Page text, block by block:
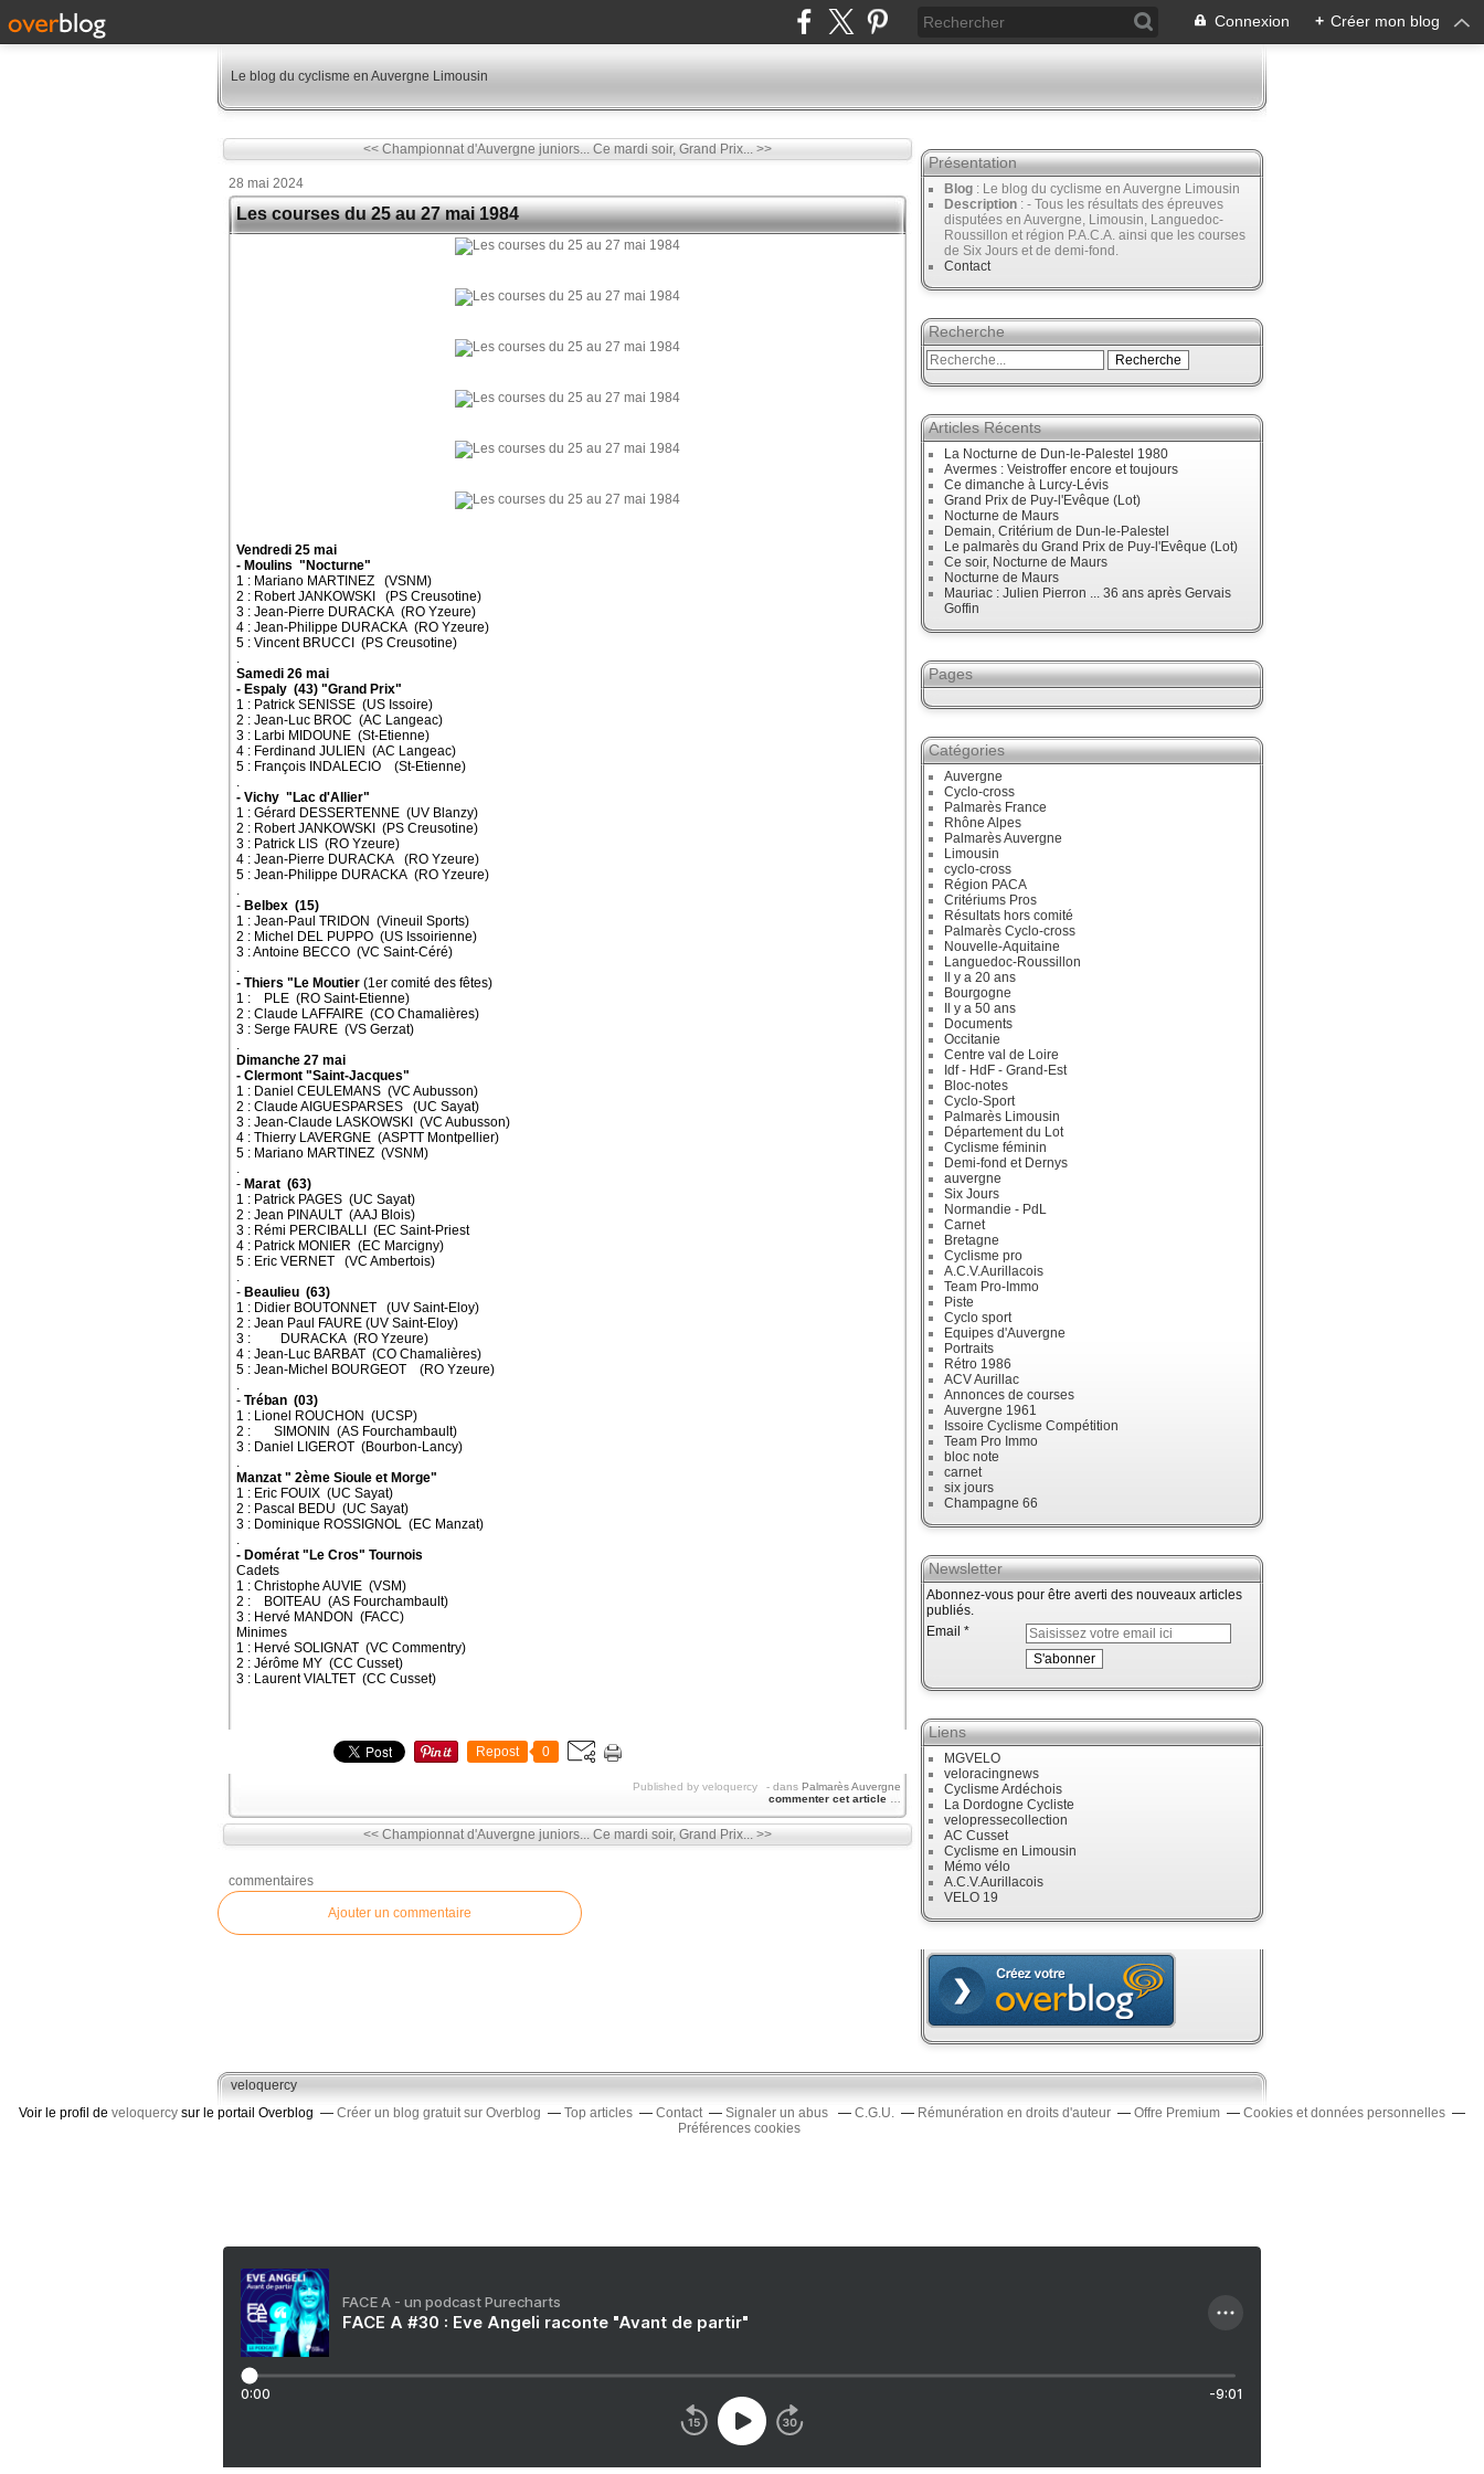
Connexion + Créer mon blog
Le blog du cyclisme en Auvergne Limousin
<< Championnat d'Auvergne juniors... Ce mardi soir, Grand Prix... >>
28 mai 2024
Les courses du 25 au 27 mai 1984
Vendredi 25 mai
- Moulins "Nocturne"
1 : Mariano MARTINEZ (VSNM)
2 : Robert JANKOWSKI (PS Creusotine)
3 : Jean-Pierre DURACKA (RO Yzeure)
4 : Jean-Philippe DURACKA (RO Yzeure)
5 : Vincent BRUCCI (PS Creusotine)
.
Samedi 26 mai
- Espaly (43) "Grand Prix"
1 : Patrick SENISSE (US Issoire)
2 : Jean-Luc BROC (AC Langeac)
3 : Larbi MIDOUNE (St-Etienne)
4 : Ferdinand JULIEN (AC Langeac)
5 : François INDALECIO (St-Etienne)
.
- Vichy "Lac d'Allier"
1 : Gérard DESSERTENNE (UV Blanzy)
2 : Robert JANKOWSKI (PS Creusotine)
3 : Patrick LIS (RO Yzeure)
4 : Jean-Pierre DURACKA (RO Yzeure)
5 : Jean-Philippe DURACKA (RO Yzeure)
.
- Belbex (15)
1 : Jean-Paul TRIDON (Vineuil Sports)
2 : Michel DEL PUPPO (US Issoirienne)
3 : Antoine BECCO (VC Saint-Céré)
.
- Thiers "Le Moutier (1er comité des fêtes)
1 : PLE (RO Saint-Etienne)
2 : Claude LAFFAIRE (CO Chamalières)
3 : Serge FAURE (VS Gerzat)
.
Dimanche 27 mai
- Clermont "Saint-Jacques"
1 : Daniel CEULEMANS (VC Aubusson)
2 : Claude AIGUESPARSES (UC Sayat)
3 : Jean-Claude LASKOWSKI (VC Aubusson)
4 : Thierry LAVERGNE (ASPTT Montpellier)
5 : Mariano MARTINEZ (VSNM)
.
- Marat (63)
1 : Patrick PAGES (UC Sayat)
2 : Jean PINAULT (AAJ Blois)
3 : Rémi PERCIBALLI (EC Saint-Priest
4 : Patrick MONIER (EC Marcigny)
5 : Eric VERNET (VC Ambertois)
.
- Beaulieu (63)
1 : Didier BOUTONNET (UV Saint-Eloy)
2 : Jean Paul FAURE (UV Saint-Eloy)
3 : DURACKA (RO Yzeure)
4 : Jean-Luc BARBAT (CO Chamalières)
5 : Jean-Michel BOURGEOT (RO Yzeure)
.
- Tréban (03)
1 : Lionel ROUCHON (UCSP)
2 : SIMONIN (AS Fourchambault)
3 : Daniel LIGEROT (Bourbon-Lancy)
.
Manzat " 2ème Sioule et Morge"
1 : Eric FOUIX (UC Sayat)
2 : Pascal BEDU (UC Sayat)
3 : Dominique ROSSIGNOL (EC Manzat)
.
- Domérat "Le Cros" Tournois
Cadets
1 : Christophe AUVIE (VSM)
2 : BOITEAU (AS Fourchambault)
3 : Hervé MANDON (FACC)
Minimes
1 : Hervé SOLIGNAT (VC Commentry)
2 : Jérôme MY (CC Cusset)
3 : Laurent VIALTET (CC Cusset)
Repost 0
Published by veloquercy - dans Palmarès Auvergne
commenter cet article
<< Championnat d'Auvergne juniors... Ce mardi soir, Grand Prix... >>
commentaires
Ajouter un commentaire
Présentation
Blog : Le blog du cyclisme en Auvergne Limousin
Description : - Tous les résultats des épreuves
disputées en Auvergne, Limousin, Languedoc-
Roussillon et région P.A.C.A. ainsi que les courses
de Six Jours et de demi-fond.
Contact
Recherche
Articles Récents
La Nocturne de Dun-le-Palestel 1980
Avermes : Veistroffer encore et toujours
Ce dimanche à Lurcy-Lévis
Grand Prix de Puy-l'Evêque (Lot)
Nocturne de Maurs
Demain, Critérium de Dun-le-Palestel
Le palmarès du Grand Prix de Puy-l'Evêque (Lot)
Ce soir, Nocturne de Maurs
Nocturne de Maurs
Mauriac : Julien Pierron ... 36 ans après Gervais
Goffin
Pages
Catégories
Auvergne
Cyclo-cross
Palmarès France
Rhône Alpes
Palmarès Auvergne
Limousin
cyclo-cross
Région PACA
Critériums Pros
Résultats hors comité
Palmarès Cyclo-cross
Nouvelle-Aquitaine
Languedoc-Roussillon
Il y a 20 ans
Bourgogne
Il y a 50 ans
Documents
Occitanie
Centre val de Loire
Idf - HdF - Grand-Est
Bloc-notes
Cyclo-Sport
Palmarès Limousin
Département du Lot
Cyclisme féminin
Demi-fond et Dernys
auvergne
Six Jours
Normandie - PdL
Carnet
Bretagne
Cyclisme pro
A.C.V.Aurillacois
Team Pro-Immo
Piste
Cyclo sport
Equipes d'Auvergne
Portraits
Rétro 1986
ACV Aurillac
Annonces de courses
Auvergne 1961
Issoire Cyclisme Compétition
Team Pro Immo
bloc note
carnet
six jours
Champagne 66
Newsletter
Abonnez-vous pour être averti des nouveaux articles
publiés.
Email
Liens
MGVELO
veloracingnews
Cyclisme Ardéchois
La Dordogne Cycliste
velopressecollection
AC Cusset
Cyclisme en Limousin
Mémo vélo
A.C.V.Aurillacois
VELO 19
veloquercy
Voir le profil de veloquercy sur le portail Overblog Créer un blog gratuit sur Overblog Top articles Contact Signaler un abus C.G.U. Rémunération en droits d'auteur Offre Premium
Cookies et données personnelles
Préférences cookies
FACE A - un podcast Purecharts
FACE A #30 : Eve Angeli raconte "Avant de partir"
0:00 -9:01